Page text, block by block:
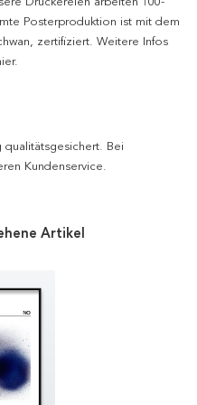
Posterproduktion ist mit dem
zertifiziert. Weitere Infos
qualitätsgesichert. Bei
Kundenservice.
Artikel